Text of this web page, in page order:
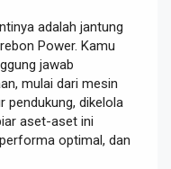
adalah jantung
Power. Kamu
jawab
mulai dari mesin
pendukung, dikelola
aset-aset ini
optimal, dan